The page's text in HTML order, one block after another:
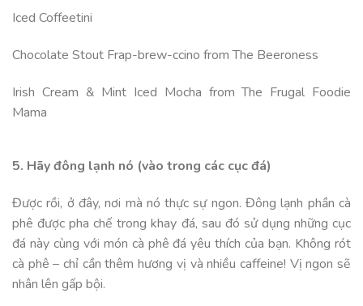
Iced Coffeetini
Chocolate Stout Frap-brew-ccino from The Beeroness
Irish Cream & Mint Iced Mocha from The Frugal Foodie
Mama
5. Hãy đông lạnh nó (vào trong các cục đá)
Được rồi, ở đây, nơi mà nó thực sự ngon. Đông lạnh phần cà
phê được pha chế trong khay đá, sau đó sử dụng những cục
đá này cùng với món cà phê đá yêu thích của bạn. Không rót
cà phê – chỉ cần thêm hương vị và nhiều caffeine! Vị ngon sẽ
nhân lên gấp bội.